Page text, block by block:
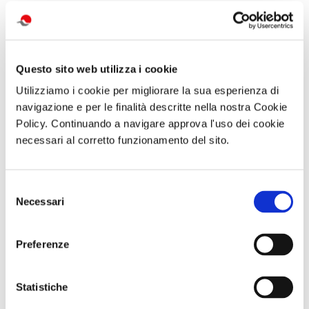
Questo sito web utilizza i cookie
Utilizziamo i cookie per migliorare la sua esperienza di
navigazione e per le finalità descritte nella nostra Cookie
Policy. Continuando a navigare approva l'uso dei cookie
necessari al corretto funzionamento del sito.
delNecessari
Preferenze
Statistiche
attività correlate:
SOGGIORNO A
o dall 11 al 13
Visita guidata
SAN GENNARO
DUOMO E
BATTISTERO DI
SAN GIOVANNI
Domenica 13
Settembre 2026
ore 10:30